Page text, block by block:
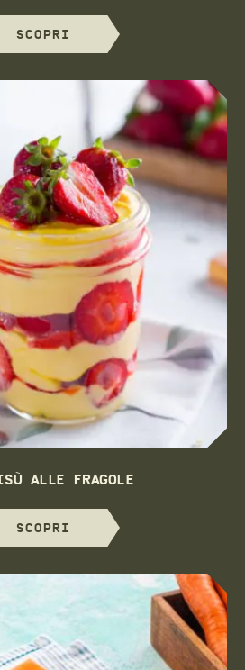
SCOPRI
ALLE FRAGOLE
SCOPRI